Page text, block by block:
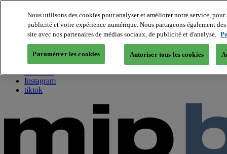
About us
Twitter
Facebook
Youtube
Instagram
tiktok
Nous utilisons des cookies pour analyser et améliorer notre service,
publicité et votre expérience numérique. Nous partageons également
site avec nos partenaires de médias sociaux, de publicité et d'analyse.
Paramétrer les cookies Autoriser tous les cookies